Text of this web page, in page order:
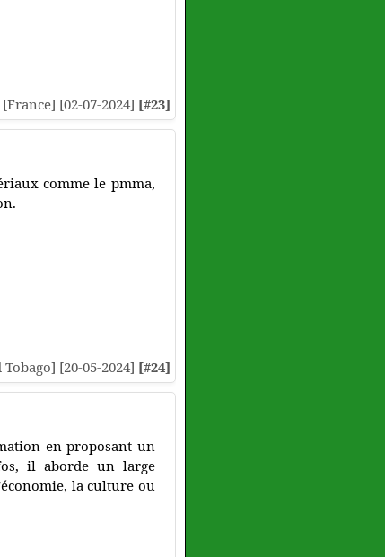
[France] [02-07-2024] [#23]
comme le pmma,
[20-05-2024] [#24]
en proposant un
il aborde un large
la culture ou